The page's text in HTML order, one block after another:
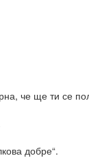
че ще ти се
добре“.